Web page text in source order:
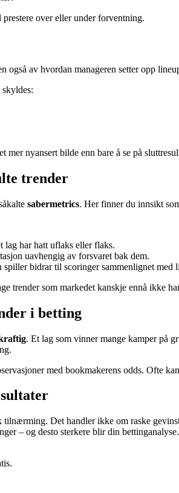
over eller under forventning.
av hvordan manageren setter opp
nyansert bilde enn bare å se på
trender
sabermetrics. Her finner du innsikt
lag har hatt uflaks eller flaks.
uavhengig av forsvaret bak dem.
bidrar til scoringer sammenlignet med
trender som markedet kanskje ennå ikke
i betting
. Et lag som vinner mange kamper på
med bookmakerens odds. Ofte
Det handler ikke om raske
– og desto sterkere blir din bettinganalyse.